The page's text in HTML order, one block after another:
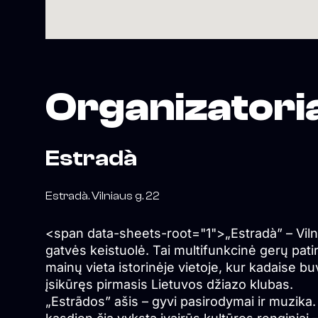
Estradà
Estradà. Vilniaus g. 22
<span data-sheets-root="1">„Estradà” –
gatvės keistuolė. Tai multifunkcinė gerų
mainų vieta istorinėje vietoje, kur kadaise
įsikūręs pirmasis Lietuvos džiazo klubas.
„Estrãdos” ašis – gyvi pasirodymai ir